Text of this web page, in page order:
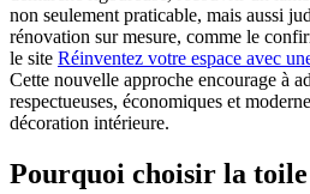
non seulement praticable, mais aussi
rénovation sur mesure, comme le
le site Réinventez votre espace avec
Cette nouvelle approche encourage à
respectueuses, économiques et
décoration intérieure.
Pourquoi choisir la